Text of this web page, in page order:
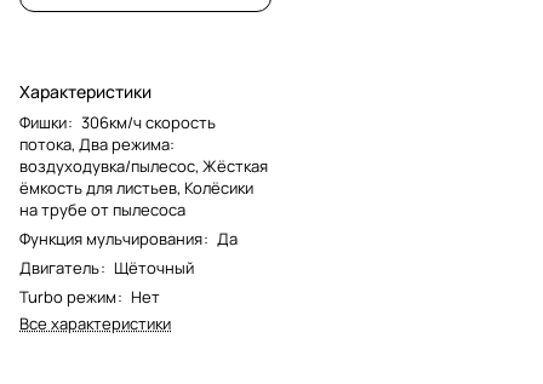
Характеристики
Фишки: 306км/ч скорость
потока, Два режима:
воздуходувка/пылесос, Жёсткая
ёмкость для листьев, Колёсики
на трубе от пылесоса
Функция мульчирования: Да
Двигатель: Щёточный
Turbo режим: Нет
Все характеристики